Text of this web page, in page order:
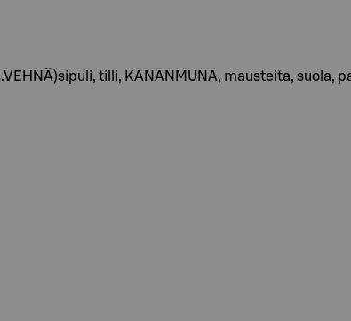
tilli, KANANMUNA, mausteita, suola,